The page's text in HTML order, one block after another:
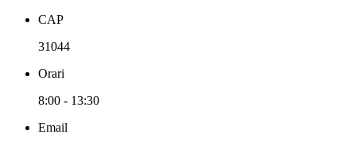
CAP
31044
Orari
8:00 - 13:30
Email